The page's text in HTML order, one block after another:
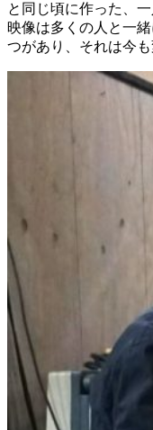
と同じ頃に作った、一
映像は多くの人と一
つがあり、それは今も